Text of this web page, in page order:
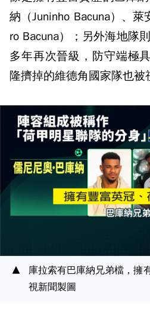
納（Juninho Bacuna）、萊
ro Bacuna）；另外海地隊
多年再次晉級，防守端極
隆擠掉的維德角國家隊也被
庫拉索有巴庫納兄弟檔，擁
視新聞製圖